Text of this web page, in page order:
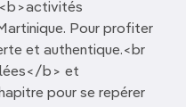
Pour profiter
et authentique.<br
b> et
pour se repérer